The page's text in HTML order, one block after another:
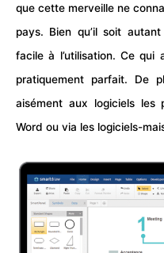
que cette merveille ne
pays. Bien qu’il soit
facile à l’utilisation. Ce qui
pratiquement parfait. De
aisément aux logiciels les
Word ou via les logiciels-